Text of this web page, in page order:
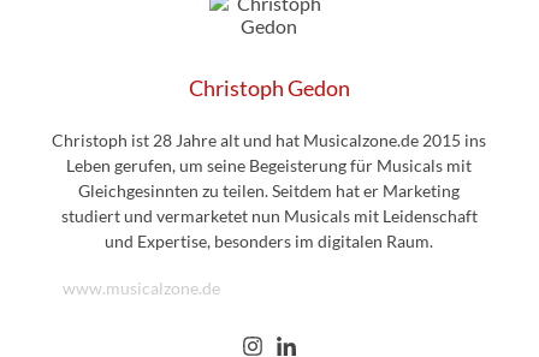
Christoph Gedon
Christoph ist 28 Jahre alt und hat Musicalzone.de 2015 ins
Leben gerufen, um seine Begeisterung für Musicals mit
Gleichgesinnten zu teilen. Seitdem hat er Marketing
studiert und vermarketet nun Musicals mit Leidenschaft
und Expertise, besonders im digitalen Raum.
www.musicalzone.de